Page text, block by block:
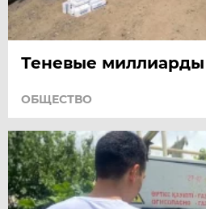
Теневые миллиарды
ОБЩЕСТВО